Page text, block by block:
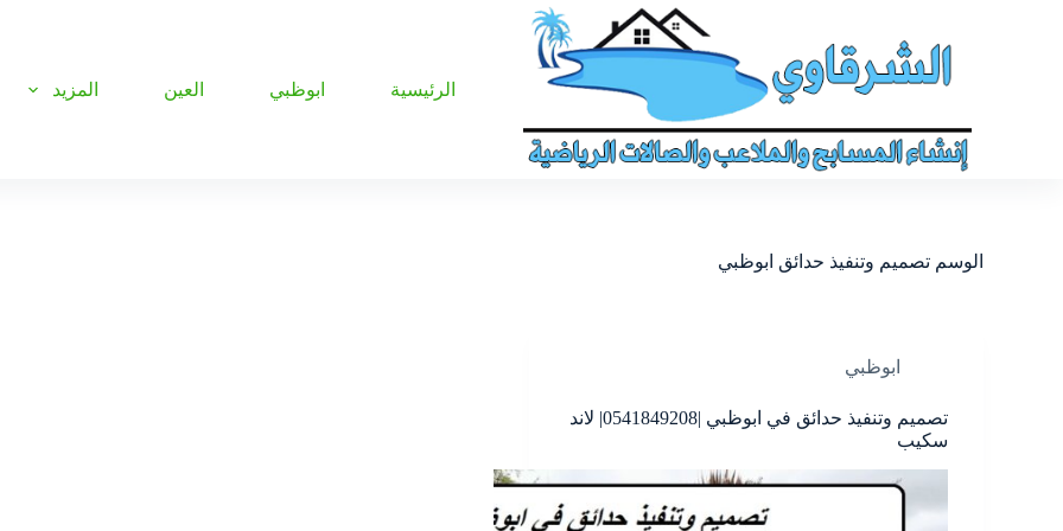
الرئيسية ابوظبي العين المزيد
الوسم تصميم وتنفيذ حدائق ابوظبي
ابوظبي
تصميم وتنفيذ حدائق في ابوظبي |0541849208| لاند
سكيب